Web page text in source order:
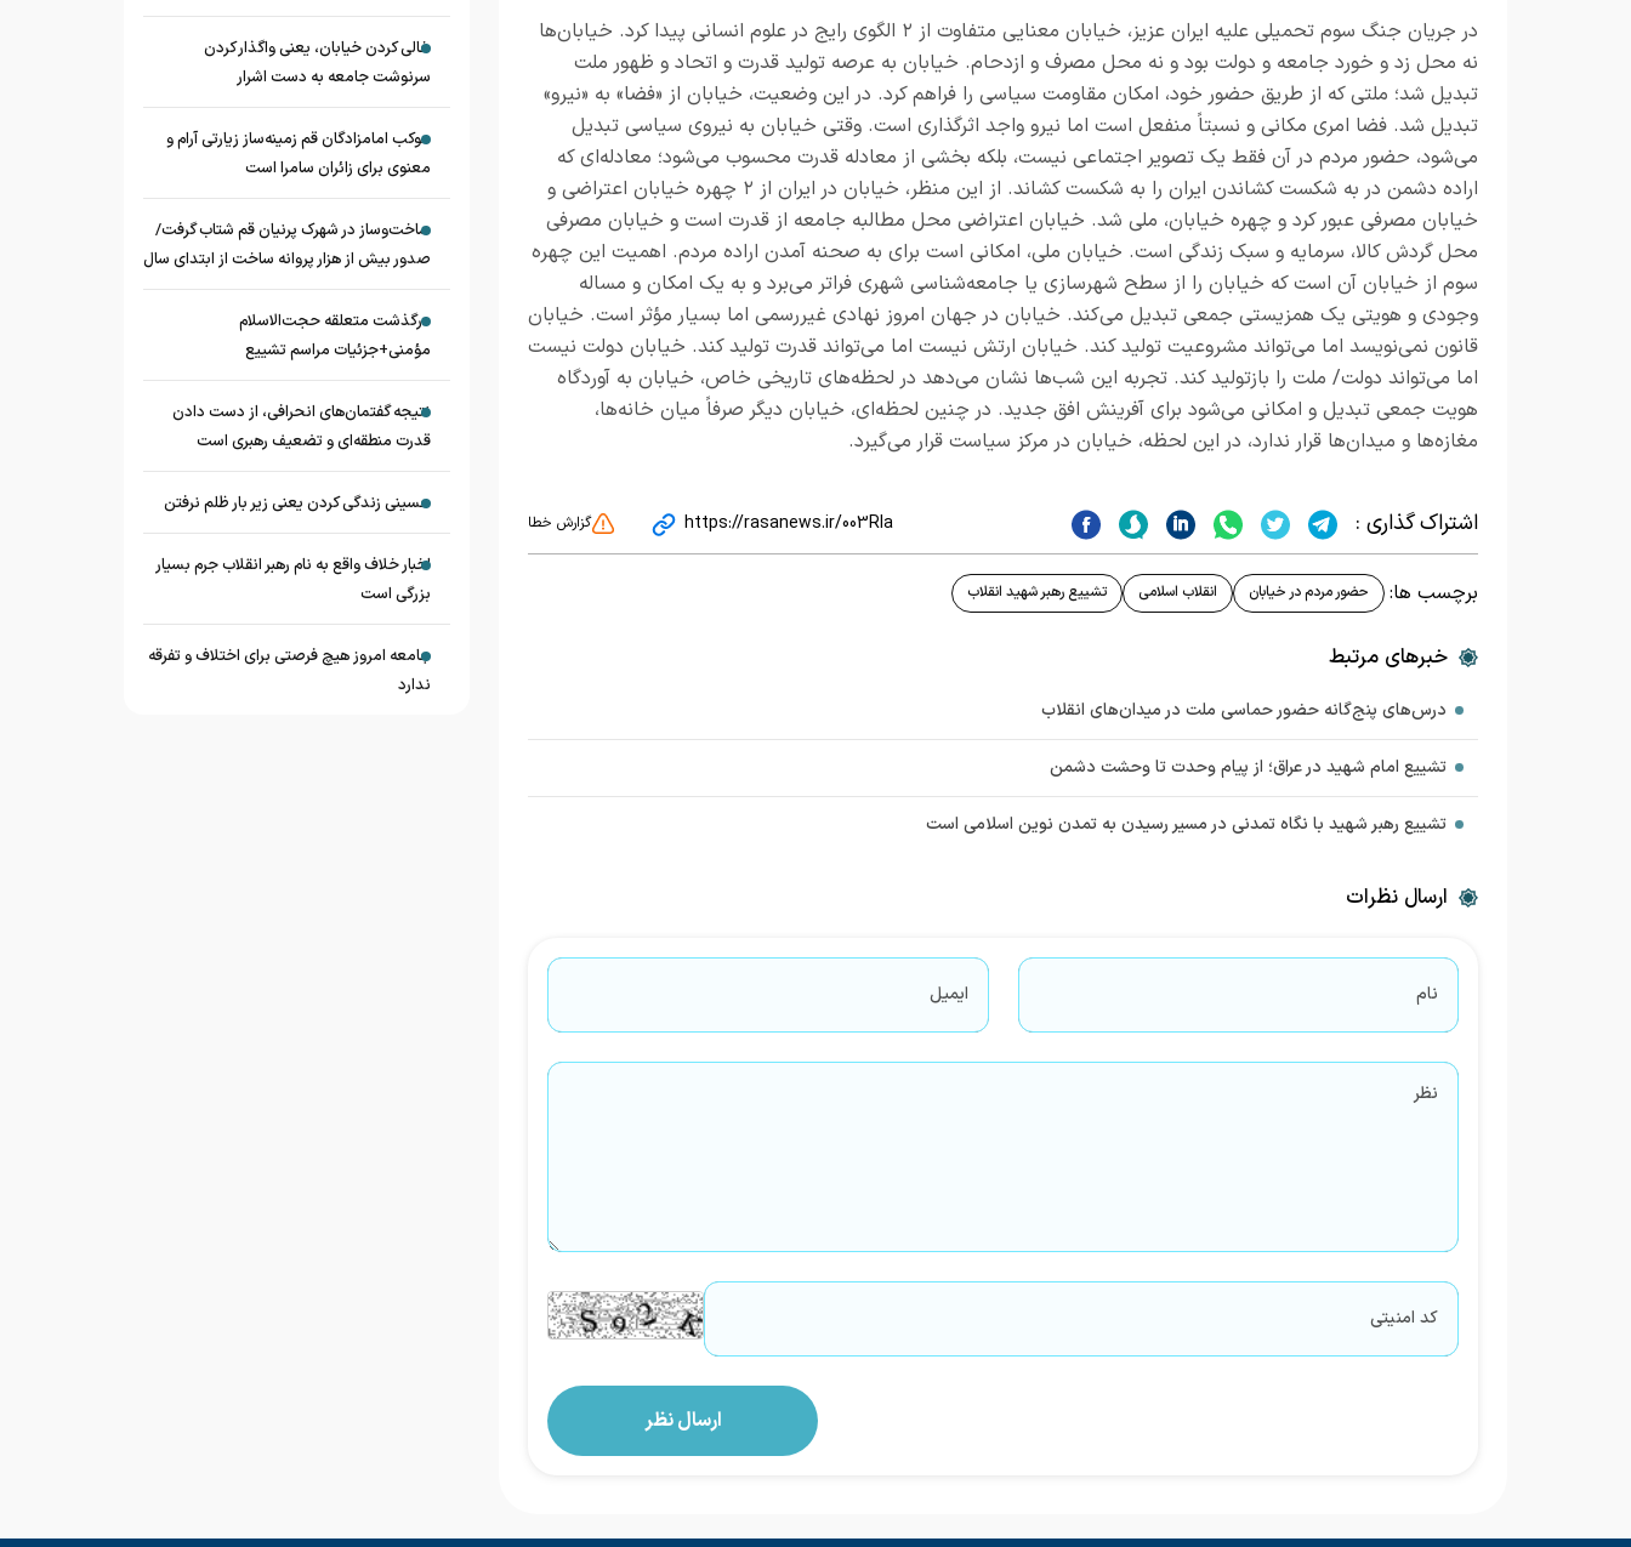
در جریان جنگ سوم تحمیلی علیه ایران عزیز، خیابان معنایی متفاوت از ۲ الگوی رایج در علوم انسانی پیدا کرد. خیابان‌ها
نه محل زد و خورد جامعه و دولت بود و نه محل مصرف و ازدحام. خیابان به عرصه تولید قدرت و اتحاد و ظهور ملت
تبدیل شد؛ ملتی که از طریق حضور خود، امکان مقاومت سیاسی را فراهم کرد. در این وضعیت، خیابان از «فضا» به «نیرو»
تبدیل شد. فضا امری مکانی و نسبتاً منفعل است اما نیرو واجد اثرگذاری است. وقتی خیابان به نیروی سیاسی تبدیل
می‌شود، حضور مردم در آن فقط یک تصویر اجتماعی نیست، بلکه بخشی از معادله قدرت محسوب می‌شود؛ معادله‌ای که
اراده دشمن در به شکست کشاندن ایران را به شکست کشاند. از این منظر، خیابان در ایران از ۲ چهره‌ خیابان اعتراضی و
خیابان مصرفی عبور کرد و چهره خیابان، ملی شد. خیابان اعتراضی محل مطالبه جامعه از قدرت است و خیابان مصرفی
محل گردش کالا، سرمایه و سبک زندگی است. خیابان ملی، امکانی است برای به صحنه آمدن اراده مردم. اهمیت این چهره
سوم از خیابان آن است که خیابان را از سطح شهرسازی یا جامعه‌شناسی شهری فراتر می‌برد و به یک امکان و مساله
وجودی و هویتی یک همزیستی جمعی تبدیل می‌کند. خیابان در جهان امروز نهادی غیررسمی اما بسیار مؤثر است. خیابان
قانون نمی‌نویسد اما می‌تواند مشروعیت تولید کند. خیابان ارتش نیست اما می‌تواند قدرت تولید کند. خیابان دولت نیست
اما می‌تواند دولت/ ملت را بازتولید کند. تجربه این شب‌ها نشان می‌دهد در لحظه‌های تاریخی خاص، خیابان به آوردگاه
هویت جمعی تبدیل و امکانی می‌شود برای آفرینش افق جدید. در چنین لحظه‌ای، خیابان دیگر صرفاً میان خانه‌ها،
مغازه‌ها و میدان‌ها قرار ندارد، در این لحظه، خیابان در مرکز سیاست قرار می‌گیرد.
اشتراک گذاری : https://rasanews.ir/003RIa گزارش خطا
برچسب ها: حضور مردم در خیابان انقلاب اسلامی تشییع رهبر شهید انقلاب
خبرهای مرتبط
درس‌های پنج‌گانه حضور حماسی ملت در میدان‌های انقلاب
تشییع امام شهید در عراق؛ از پیام وحدت تا وحشت دشمن
تشییع رهبر شهید با نگاه تمدنی در مسیر رسیدن به تمدن نوین اسلامی است
ارسال نظرات
خالی کردن خیابان، یعنی واگذار کردن
سرنوشت جامعه به دست اشرار
موکب امامزادگان قم زمینه‌ساز زیارتی آرام و
معنوی برای زائران سامرا است
ساخت‌وساز در شهرک پرنیان قم شتاب گرفت/
صدور بیش از هزار پروانه ساخت از ابتدای سال
درگذشت متعلقه حجت‌الاسلام
مؤمنی+جزئیات مراسم تشییع
نتیجه گفتمان‌های انحرافی، از دست دادن
قدرت منطقه‌ای و تضعیف رهبری است
حسینی زندگی کردن یعنی زیر بار ظلم نرفتن
اخبار خلاف واقع به نام رهبر انقلاب جرم بسیار
بزرگی است
جامعه امروز هیچ فرصتی برای اختلاف و تفرقه
ندارد